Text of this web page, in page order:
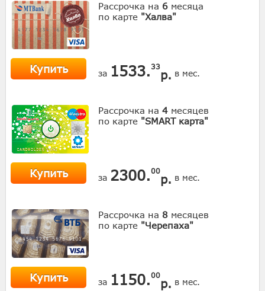
Рассрочка на 6 месяца
по карте "Халва"
Купить за 1533. 33
р. в мес.
Рассрочка на 4 месяцев
по карте "SMART карта"
Купить за 2300.00
р. в мес.
Рассрочка на 8 месяцев
по карте "Черепаха"
Купить за 1150.00
р. в мес.